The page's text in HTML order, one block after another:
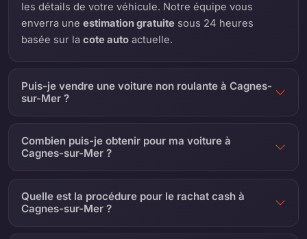
les détails de votre véhicule. Notre équipe vous
enverra uneestimation gratuite sous 24 heures
basée sur lacote auto actuelle.
Puis-je vendre une voiture non roulante à Cagnes-
sur-Mer ?
Combien puis-je obtenir pour ma voiture à
Cagnes-sur-Mer ?
Quelle est la procédure pour le rachat cash à
Cagnes-sur-Mer ?